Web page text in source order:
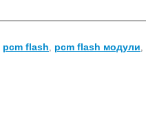
pcm flash, pcm flash модули,